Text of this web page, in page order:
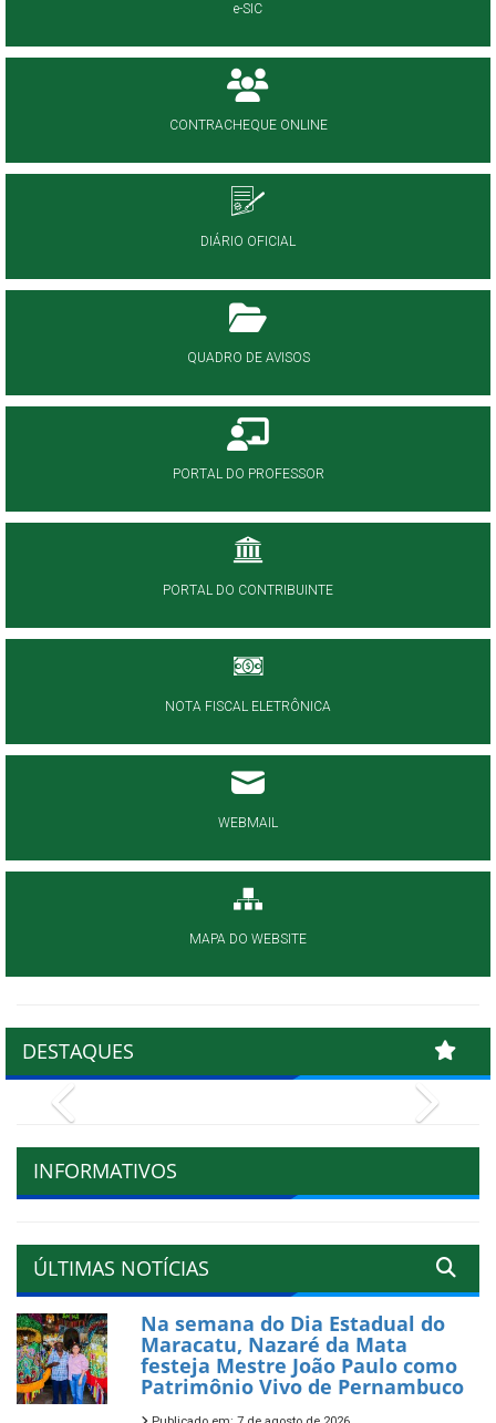
e-SIC
CONTRACHEQUE ONLINE
DIÁRIO OFICIAL
QUADRO DE AVISOS
PORTAL DO PROFESSOR
PORTAL DO CONTRIBUINTE
NOTA FISCAL ELETRÔNICA
WEBMAIL
MAPA DO WEBSITE
DESTAQUES
INFORMATIVOS
ÚLTIMAS NOTÍCIAS
Na semana do Dia Estadual do
Maracatu, Nazaré da Mata
festeja Mestre João Paulo como
Patrimônio Vivo de Pernambuco